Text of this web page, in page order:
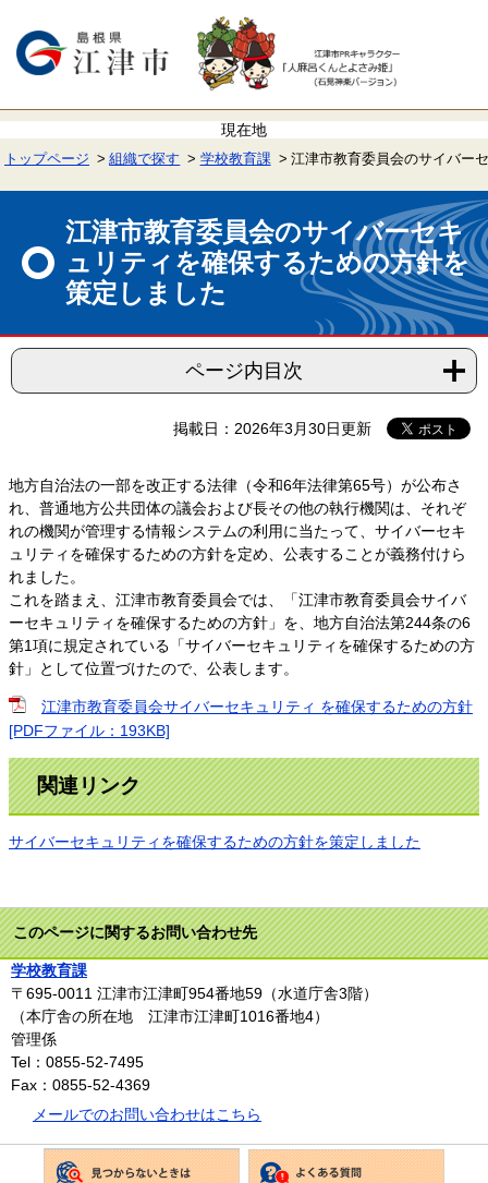
で
ば
本トップページ 組織で探す 学校教育課 江津市教育委員会のサイバー
江津市教育委員会のサイバーセキ
ュリティを確保するための方針を
策定しました
ページ内目次
掲載日：2026年3月30日更新
地方自治法の一部を改正する法律（令和6年法律第65号）が公布さ
れ、普通地方公共団体の議会および長その他の執行機関は、それぞ
れの機関が管理する情報システムの利用に当たって、サイバーセキ
ュリティを確保するための方針を定め、公表することが義務付けら
れました。
これを踏まえ、江津市教育委員会では、「江津市教育委員会サイバ
ーセキュリティを確保するための方針」を、地方自治法第244条の6
第1項に規定されている「サイバーセキュリティを確保するための方
針」として位置づけたので、公表します。​
江津市教育委員会サイバーセキュリティ を確保するための方針
[PDFファイル：193KB]
関連リンク
サイバーセキュリティを確保するための方針を策定しました
このページに関するお問い合わせ先
学校教育課
〒695-0011 江津市江津町954番地59（水道庁舎3階）
（本庁舎の所在地 江津市江津町1016番地4）
管理係
Tel：0855-52-7495
Fax：0855-52-4369
メールでのお問い合わせはこちら